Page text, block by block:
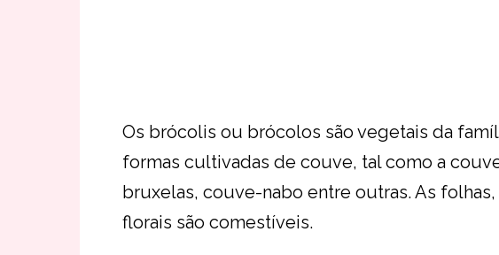
Os brócolis ou brócolos são vegetais da
formas cultivadas de couve, tal como a
bruxelas, couve-nabo entre outras. As
florais são comestíveis.